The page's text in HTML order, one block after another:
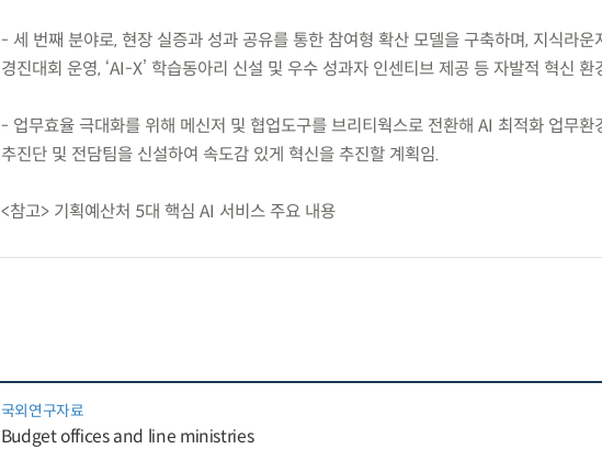
- 세 번째 분야로, 현장 실증과 성과 공유를 통한 참여형 확산 모델을 구축하며, 지식라운
경진대회 운영, ‘AI-X’ 학습동아리 신설 및 우수 성과자 인센티브 제공 등 자발적 혁신 환
- 업무효율 극대화를 위해 메신저 및 협업도구를 브리티웍스로 전환해 AI 최적화 업무환
추진단 및 전담팀을 신설하여 속도감 있게 혁신을 추진할 계획임.
<참고> 기획예산처 5대 핵심 AI 서비스 주요 내용
국외연구자료
Budget offices and line ministries